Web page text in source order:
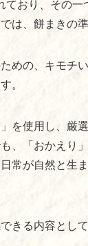
ており、その一
は、餅まきの
めの、キモチ
。
を使用し、厳
、「おかえり
常が自然と生
きる内容とし